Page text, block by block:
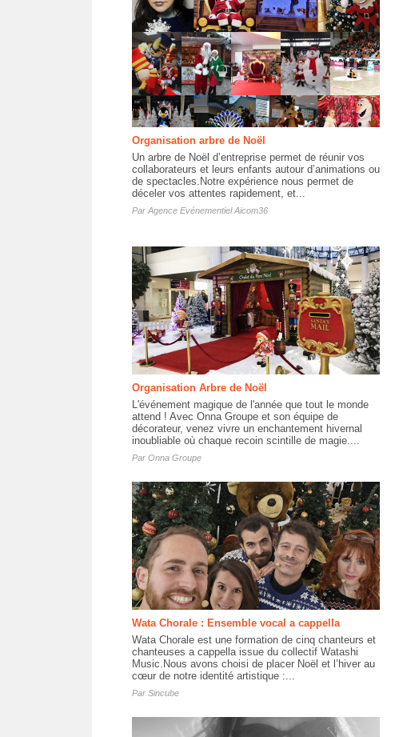
Organisation arbre de Noël
Un arbre de Noël d’entreprise permet de réunir vos
collaborateurs et leurs enfants autour d’animations ou
de spectacles.Notre expérience nous permet de
déceler vos attentes rapidement, et...
Par Agence Evénementiel Aicom36
Organisation Arbre de Noël
L'événement magique de l'année que tout le monde
attend ! Avec Onna Groupe et son équipe de
décorateur, venez vivre un enchantement hivernal
inoubliable où chaque recoin scintille de magie....
Par Onna Groupe
Wata Chorale : Ensemble vocal a cappella
Wata Chorale est une formation de cinq chanteurs et
chanteuses a cappella issue du collectif Watashi
Music.Nous avons choisi de placer Noël et l’hiver au
cœur de notre identité artistique :...
Par Sincube